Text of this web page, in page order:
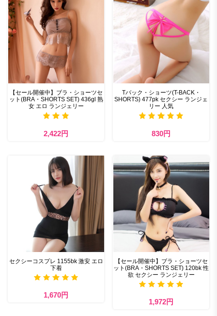
【セール開催中】ブラ・ショーツセ
ット(BRA・SHORTS SET) 436gl 熟
女 エロ ランジェリー
2,422円
Tバック・ショーツ(T-BACK・
SHORTS) 477pk セクシー ランジェ
リー 人気
830円
セクシーコスプレ 1155bk 激安 エロ
下着
1,670円
【セール開催中】ブラ・ショーツセ
ット(BRA・SHORTS SET) 120bk 性
欲 セクシー ランジェリー
1,972円